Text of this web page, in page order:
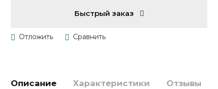
Быстрый заказ
Описание Характеристики Отзывы